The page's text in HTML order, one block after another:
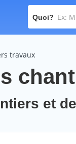
Quoi?
travaux
et